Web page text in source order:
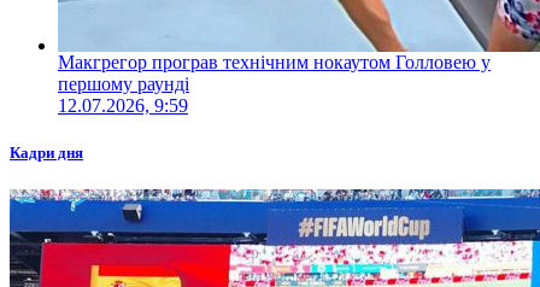
Макгрегор програв технічним нокаутом Голловею у
першому раунді
12.07.2026, 9:59
Кадри дня